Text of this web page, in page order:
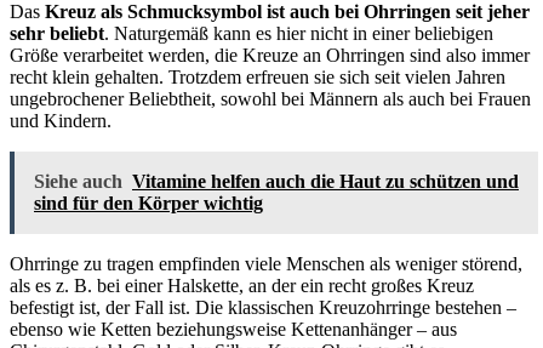
Das Kreuz als Schmucksymbol ist auch bei Ohrringen seit jeher
sehr beliebt. Naturgemäß kann es hier nicht in einer beliebigen
Größe verarbeitet werden, die Kreuze an Ohrringen sind also immer
recht klein gehalten. Trotzdem erfreuen sie sich seit vielen Jahren
ungebrochener Beliebtheit, sowohl bei Männern als auch bei Frauen
und Kindern.
Siehe auch Vitamine helfen auch die Haut zu schützen und
sind für den Körper wichtig
Ohrringe zu tragen empfinden viele Menschen als weniger störend,
als es z. B. bei einer Halskette, an der ein recht großes Kreuz
befestigt ist, der Fall ist. Die klassischen Kreuzohrringe bestehen –
ebenso wie Ketten beziehungsweise Kettenanhänger – aus